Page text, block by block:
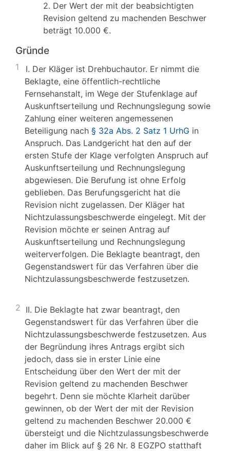
2. Der Wert der mit der beabsichtigten
Revision geltend zu machenden Beschwer
beträgt 10.000 €.
Gründe
1
I. Der Kläger ist Drehbuchautor. Er nimmt die
Beklagte, eine öffentlich-rechtliche
Fernsehanstalt, im Wege der Stufenklage auf
Auskunftserteilung und Rechnungslegung sowie
Zahlung einer weiteren angemessenen
Beteiligung nach § 32a Abs. 2 Satz 1 UrhG in
Anspruch. Das Landgericht hat den auf der
ersten Stufe der Klage verfolgten Anspruch auf
Auskunftserteilung und Rechnungslegung
abgewiesen. Die Berufung ist ohne Erfolg
geblieben. Das Berufungsgericht hat die
Revision nicht zugelassen. Der Kläger hat
Nichtzulassungsbeschwerde eingelegt. Mit der
Revision möchte er seinen Antrag auf
Auskunftserteilung und Rechnungslegung
weiterverfolgen. Die Beklagte beantragt, den
Gegenstandswert für das Verfahren über die
Nichtzulassungsbeschwerde festzusetzen.
2 II. Die Beklagte hat zwar beantragt, den
Gegenstandswert für das Verfahren über die
Nichtzulassungsbeschwerde festzusetzen. Aus
der Begründung ihres Antrags ergibt sich
jedoch, dass sie in erster Linie eine
Entscheidung über den Wert der mit der
Revision geltend zu machenden Beschwer
begehrt. Denn sie möchte Klarheit darüber
gewinnen, ob der Wert der mit der Revision
geltend zu machenden Beschwer 20.000 €
übersteigt und die Nichtzulassungsbeschwerde
daher im Blick auf § 26 Nr. 8 EGZPO statthaft